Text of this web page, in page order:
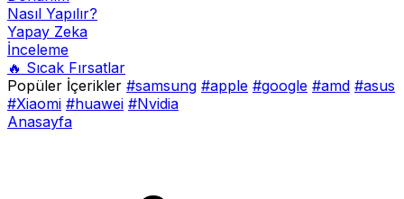
Nasıl Yapılır?
Yapay Zeka
İnceleme
🔥 Sıcak Fırsatlar
Popüler İçerikler #samsung #apple #google #amd #asus
#Xiaomi #huawei #Nvidia
Anasayfa